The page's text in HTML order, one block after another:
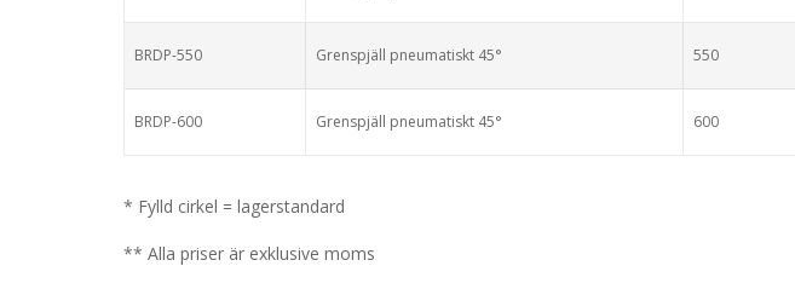
BRDP-550 Grenspjäll pneumatiskt 45° 550
BRDP-600 Grenspjäll pneumatiskt 45° 600
* Fylld cirkel = lagerstandard
** Alla priser är exklusive moms